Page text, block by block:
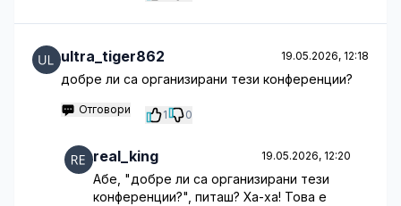
ultra_tiger862 19.05.2026, 12:18
добре ли са организирани тези конференции?
Отговори 1 0
real_king 19.05.2026, 12:20
Абе, "добре ли са организирани тези
конференции?", питаш? Ха-ха! Това е